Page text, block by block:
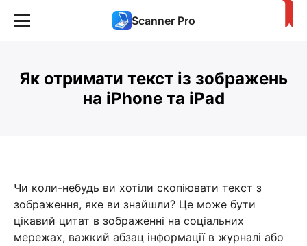
Scanner Pro
Як отримати текст із зображень
на iPhone та iPad
Чи коли-небудь ви хотіли скопіювати текст з
зображення, яке ви знайшли? Це може бути
цікавий цитат в зображенні на соціальних
мережах, важкий абзац інформації в журналі або